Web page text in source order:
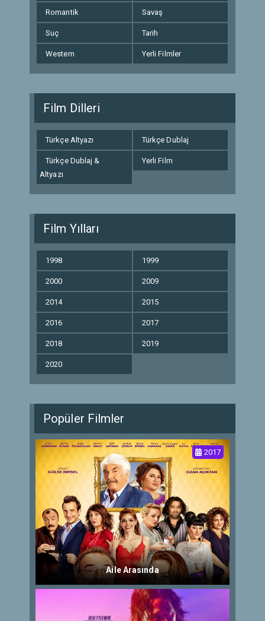
Romantik Savaş
Suç Tarih
Western Yerli Filmler
Film Dilleri
Türkçe Altyazı Türkçe Dublaj
Türkçe Dublaj &
Altyazı
Yerli Film
Film Yılları
1998 1999
2000 2009
2014 2015
2016 2017
2018 2019
2020
Popüler Filmler
Aile Arasında
2017